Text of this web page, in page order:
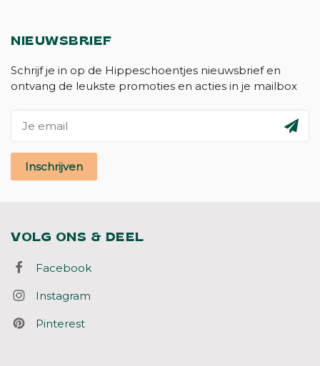
NIEUWSBRIEF
Schrijf je in op de Hippeschoentjes nieuwsbrief en
ontvang de leukste promoties en acties in je mailbox
Inschrijven
VOLG ONS & DEEL
Facebook
Instagram
Pinterest